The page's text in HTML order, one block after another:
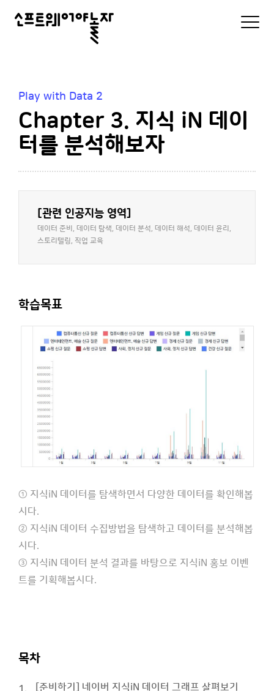
소
웨
어
야
놀
자
모
Play with Data 2
Chapter 3. 지식 iN 데이
터를 분석해보자
[관련 인공지능 영역]
데이터 준비, 데이터 탐색, 데이터 분석, 데이터 해석, 데이터 윤리,
스토리텔링, 직업 교육
학습목표
① 지식iN 데이터를 탐색하면서 다양한 데이터를 확인해봅
시다.
② 지식iN 데이터 수집방법을 탐색하고 데이터를 분석해봅
시다.
③ 지식iN 데이터 분석 결과를 바탕으로 지식iN 홍보 이벤
트를 기획해봅시다.
목차
[준비하기] 네이버 지식iN 데이터 그래프 살펴보기